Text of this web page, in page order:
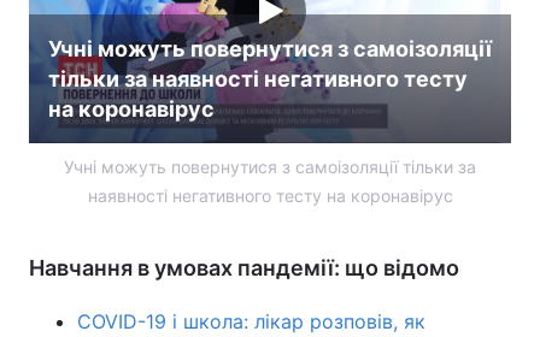
Учні можуть повернутися з самоізоляції
тільки за наявності негативного тесту
на коронавірус
Учні можуть повернутися з самоізоляції тільки за
наявності негативного тесту на коронавірус
Навчання в умовах пандемії: що відомо
COVID-19 і школа: лікар розповів, як